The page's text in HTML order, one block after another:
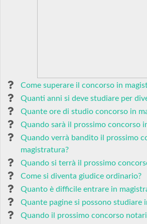
Come superare il concorso in
Quanti anni si deve studiare per
Quante ore di studio concorso in
Quando sarà il prossimo concorso
Quando verrà bandito il prossimo
magistratura?
Quando si terrà il prossimo
Come si diventa giudice ordinario?
Quanto è difficile entrare in
Quante pagine si possono studiare
Quando il prossimo concorso